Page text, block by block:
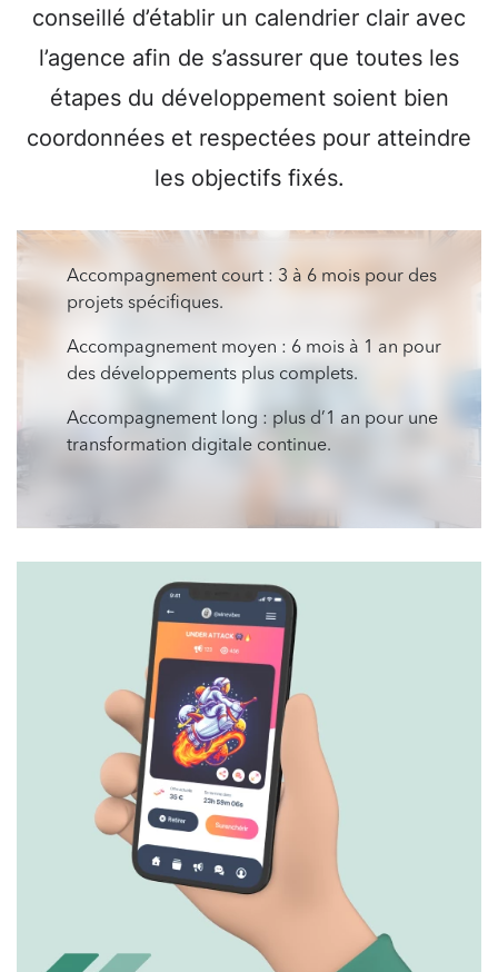
conseillé d’établir un calendrier clair avec
l’agence afin de s’assurer que toutes les
étapes du développement soient bien
coordonnées et respectées pour atteindre
les objectifs fixés.
Accompagnement court : 3 à 6 mois pour des
projets spécifiques.
Accompagnement moyen : 6 mois à 1 an pour
des développements plus complets.
Accompagnement long : plus d’1 an pour une
transformation digitale continue.